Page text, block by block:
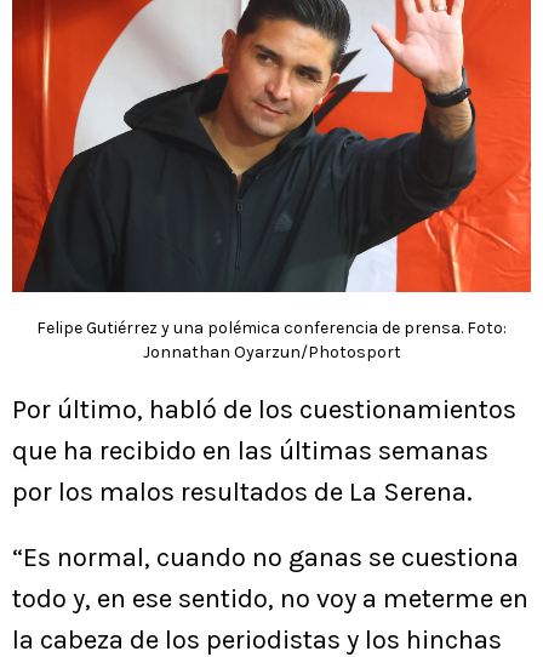
Felipe Gutiérrez y una polémica conferencia de prensa. Foto:
Jonnathan Oyarzun/Photosport
Por último, habló de los cuestionamientos
que ha recibido en las últimas semanas
por los malos resultados de La Serena.
“Es normal, cuando no ganas se cuestiona
todo y, en ese sentido, no voy a meterme en
la cabeza de los periodistas y los hinchas